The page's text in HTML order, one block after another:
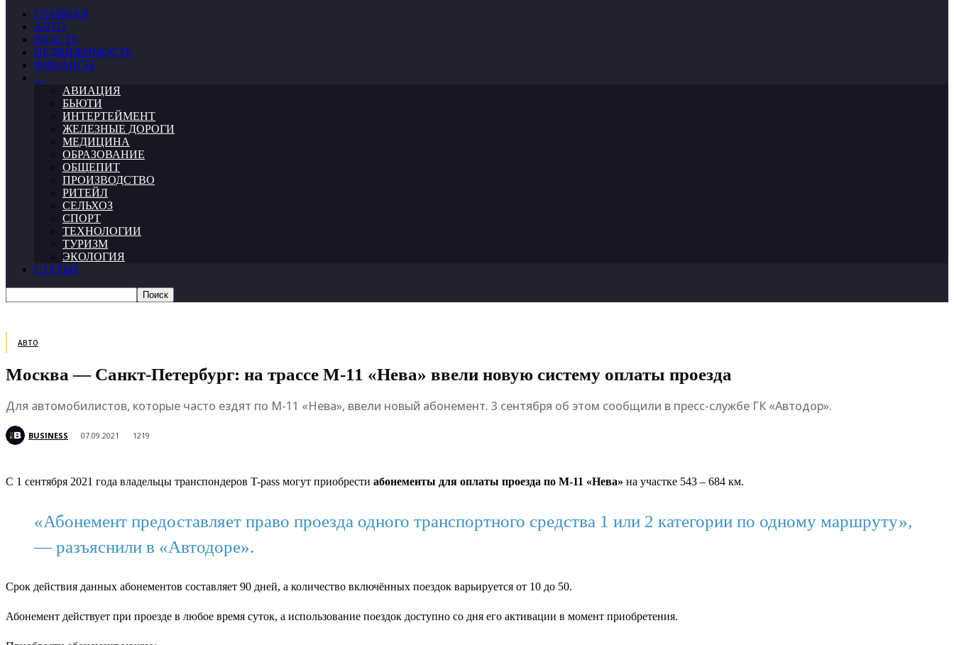
ГЛАВНАЯ
АВТО
ВЛАСТЬ
НЕДВИЖИМОСТЬ
ФИНАНСЫ
…
АВИАЦИЯ
БЬЮТИ
ИНТЕРТЕЙМЕНТ
ЖЕЛЕЗНЫЕ ДОРОГИ
МЕДИЦИНА
ОБРАЗОВАНИЕ
ОБЩЕПИТ
ПРОИЗВОДСТВО
РИТЕЙЛ
СЕЛЬХОЗ
СПОРТ
ТЕХНОЛОГИИ
ТУРИЗМ
ЭКОЛОГИЯ
СТАТЬИ
АВТО
Москва — Санкт-Петербург: на трассе М-11 «Нева» ввели новую систему оплаты проезда
Для автомобилистов, которые часто ездят по М-11 «Нева», ввели новый абонемент. 3 сентября об этом сообщили в пресс-службе ГК «Автодор».
BUSINESS 07.09.2021 1219
С 1 сентября 2021 года владельцы транспондеров T-pass могут приобрести абонементы для оплаты проезда по М-11 «Нева» на участке 543 – 684 км.
«Абонемент предоставляет право проезда одного транспортного средства 1 или 2 категории по одному маршруту»,
— разъяснили в «Автодоре».
Срок действия данных абонементов составляет 90 дней, а количество включённых поездок варьируется от 10 до 50.
Абонемент действует при проезде в любое время суток, а использование поездок доступно со дня его активации в момент приобретения.